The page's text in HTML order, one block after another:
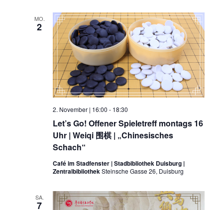
MO.
2
Let’s Go! Offener Spieletreff montags 16
Uhr | Weiqi 围棋 | „Chinesisches
Schach“
2. November | 16:00 - 18:30
Café im Stadfenster | Stadbibliothek Duisburg |
ZentralbibliothekSteinsche Gasse 26, Duisburg
SA.
7